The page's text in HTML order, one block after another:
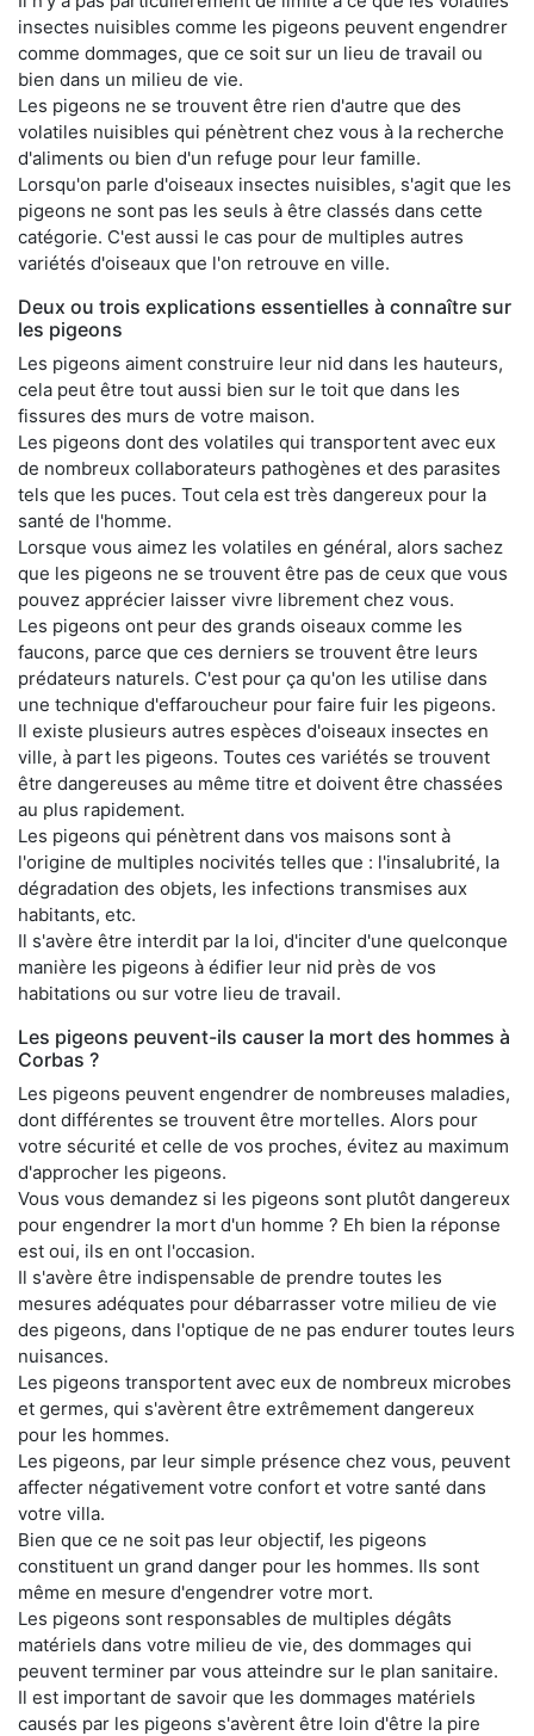
insectes nuisibles comme les pigeons peuvent engendrer
comme dommages, que ce soit sur un lieu de travail ou
bien dans un milieu de vie.
Les pigeons ne se trouvent être rien d'autre que des
volatiles nuisibles qui pénètrent chez vous à la recherche
d'aliments ou bien d'un refuge pour leur famille.
Lorsqu'on parle d'oiseaux insectes nuisibles, s'agit que les
pigeons ne sont pas les seuls à être classés dans cette
catégorie. C'est aussi le cas pour de multiples autres
variétés d'oiseaux que l'on retrouve en ville.
Deux ou trois explications essentielles à connaître sur
les pigeons
Les pigeons aiment construire leur nid dans les hauteurs,
cela peut être tout aussi bien sur le toit que dans les
fissures des murs de votre maison.
Les pigeons dont des volatiles qui transportent avec eux
de nombreux collaborateurs pathogènes et des parasites
tels que les puces. Tout cela est très dangereux pour la
santé de l'homme.
Lorsque vous aimez les volatiles en général, alors sachez
que les pigeons ne se trouvent être pas de ceux que vous
pouvez apprécier laisser vivre librement chez vous.
Les pigeons ont peur des grands oiseaux comme les
faucons, parce que ces derniers se trouvent être leurs
prédateurs naturels. C'est pour ça qu'on les utilise dans
une technique d'effaroucheur pour faire fuir les pigeons.
Il existe plusieurs autres espèces d'oiseaux insectes en
ville, à part les pigeons. Toutes ces variétés se trouvent
être dangereuses au même titre et doivent être chassées
au plus rapidement.
Les pigeons qui pénètrent dans vos maisons sont à
l'origine de multiples nocivités telles que : l'insalubrité, la
dégradation des objets, les infections transmises aux
habitants, etc.
Il s'avère être interdit par la loi, d'inciter d'une quelconque
manière les pigeons à édifier leur nid près de vos
habitations ou sur votre lieu de travail.
Les pigeons peuvent-ils causer la mort des hommes à
Corbas ?
Les pigeons peuvent engendrer de nombreuses maladies,
dont différentes se trouvent être mortelles. Alors pour
votre sécurité et celle de vos proches, évitez au maximum
d'approcher les pigeons.
Vous vous demandez si les pigeons sont plutôt dangereux
pour engendrer la mort d'un homme ? Eh bien la réponse
est oui, ils en ont l'occasion.
Il s'avère être indispensable de prendre toutes les
mesures adéquates pour débarrasser votre milieu de vie
des pigeons, dans l'optique de ne pas endurer toutes leurs
nuisances.
Les pigeons transportent avec eux de nombreux microbes
et germes, qui s'avèrent être extrêmement dangereux
pour les hommes.
Les pigeons, par leur simple présence chez vous, peuvent
affecter négativement votre confort et votre santé dans
votre villa.
Bien que ce ne soit pas leur objectif, les pigeons
constituent un grand danger pour les hommes. Ils sont
même en mesure d'engendrer votre mort.
Les pigeons sont responsables de multiples dégâts
matériels dans votre milieu de vie, des dommages qui
peuvent terminer par vous atteindre sur le plan sanitaire.
Il est important de savoir que les dommages matériels
causés par les pigeons s'avèrent être loin d'être la pire